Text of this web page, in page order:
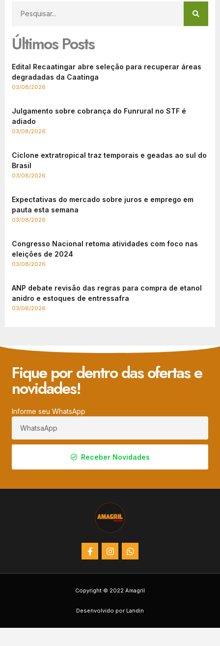
Últimos Posts
Edital Recaatingar abre seleção para recuperar áreas
degradadas da Caatinga
03/08/2026
Julgamento sobre cobrança do Funrural no STF é
adiado
03/08/2026
Ciclone extratropical traz temporais e geadas ao sul do
Brasil
03/08/2026
Expectativas do mercado sobre juros e emprego em
pauta esta semana
03/08/2026
Congresso Nacional retoma atividades com foco nas
eleições de 2024
03/08/2026
ANP debate revisão das regras para compra de etanol
anidro e estoques de entressafra
03/08/2026
Fique por dentro das ofertas e
novidades!
Informe seu WhatsApp
Receber Novidades
Copyright © 2022 Amagril
Desenvolvido por Landin